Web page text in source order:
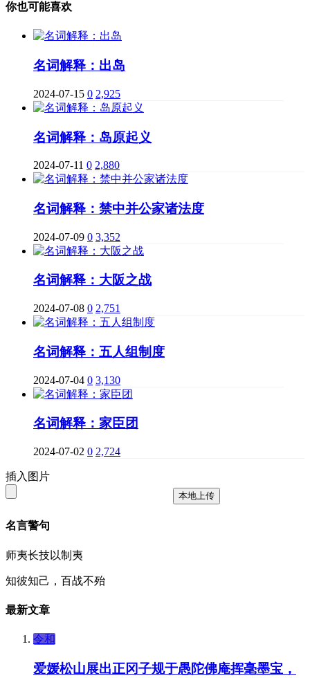
你也可能喜欢
名词解释：出岛
2024-07-15 0 2,925
名词解释：岛原起义
2024-07-11 0 2,880
名词解释：禁中并公家诸法度
2024-07-09 0 3,352
名词解释：大阪之战
2024-07-08 0 2,751
名词解释：五人组制度
2024-07-04 0 3,130
名词解释：家臣团
2024-07-02 0 2,724
插入图片
本地上传
名言警句
师夷长技以制夷
知彼知己，百战不殆
最新文章
令和
爱媛松山展出正冈子规于愚陀佛庵挥毫墨宝，